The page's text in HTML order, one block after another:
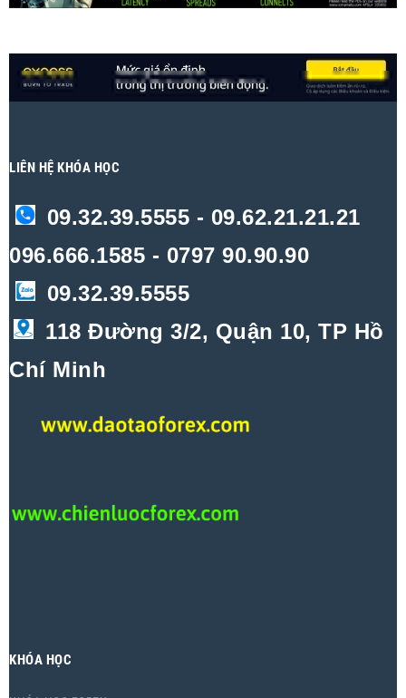
LIÊN HỆ KHÓA HỌC
09.32.39.5555 - 09.62.21.21.21
096.666.1585 - 0797 90.90.90
09.32.39.5555
118 Đường 3/2, Quận 10, TP Hồ
Chí Minh
KHÓA HỌC